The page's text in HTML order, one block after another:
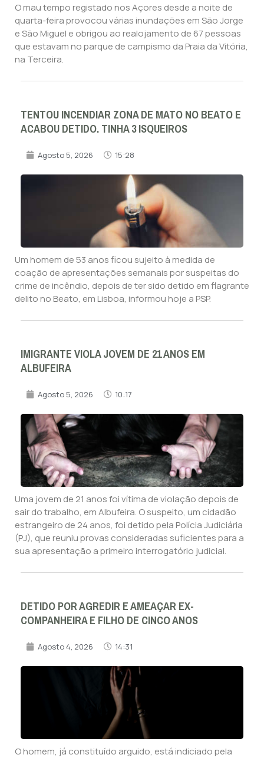
O mau tempo registado nos Açores desde a noite de
quarta-feira provocou várias inundações em São Jorge
e São Miguel e obrigou ao realojamento de 67 pessoas
que estavam no parque de campismo da Praia da Vitória,
na Terceira.
TENTOU INCENDIAR ZONA DE MATO NO BEATO E
ACABOU DETIDO. TINHA 3 ISQUEIROS
Agosto 5, 2026 15:28
Um homem de 53 anos ficou sujeito à medida de
coação de apresentações semanais por suspeitas do
crime de incêndio, depois de ter sido detido em flagrante
delito no Beato, em Lisboa, informou hoje a PSP.
IMIGRANTE VIOLA JOVEM DE 21 ANOS EM
ALBUFEIRA
Agosto 5, 2026 10:17
Uma jovem de 21 anos foi vítima de violação depois de
sair do trabalho, em Albufeira. O suspeito, um cidadão
estrangeiro de 24 anos, foi detido pela Polícia Judiciária
(PJ), que reuniu provas consideradas suficientes para a
sua apresentação a primeiro interrogatório judicial.
DETIDO POR AGREDIR E AMEAÇAR EX-
COMPANHEIRA E FILHO DE CINCO ANOS
Agosto 4, 2026 14:31
O homem, já constituído arguido, está indiciado pela